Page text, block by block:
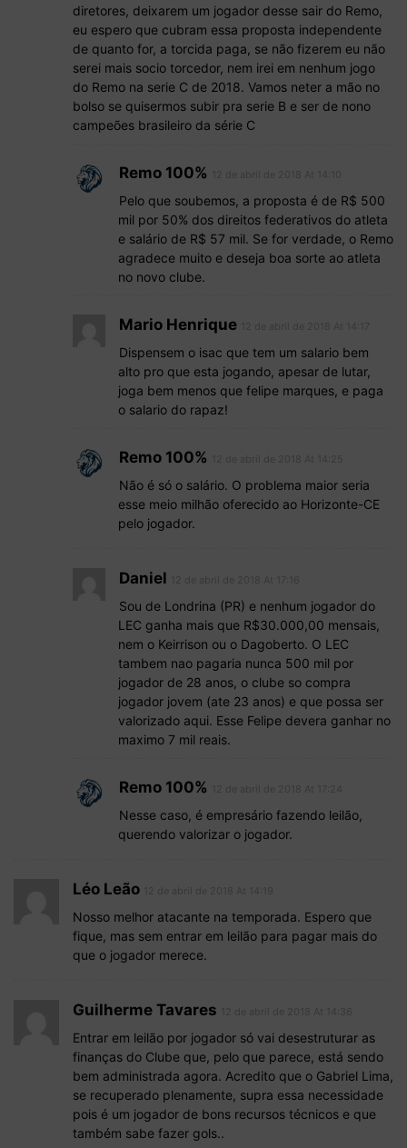
diretores, deixarem um jogador desse sair do Remo,
eu espero que cubram essa proposta independente
de quanto for, a torcida paga, se não fizerem eu não
serei mais socio torcedor, nem irei em nenhum jogo
do Remo na serie C de 2018. Vamos neter a mão no
bolso se quisermos subir pra serie B e ser de nono
campeões brasileiro da série C
Remo 100%
Pelo que soubemos, a proposta é de R$ 500
mil por 50% dos direitos federativos do atleta
e salário de R$ 57 mil. Se for verdade, o Remo
agradece muito e deseja boa sorte ao atleta
no novo clube.
Mario Henrique
Dispensem o isac que tem um salario bem
alto pro que esta jogando, apesar de lutar,
joga bem menos que felipe marques, e paga
o salario do rapaz!
Remo 100%
Não é só o salário. O problema maior seria
esse meio milhão oferecido ao Horizonte-CE
pelo jogador.
Daniel
Sou de Londrina (PR) e nenhum jogador do
LEC ganha mais que R$30.000,00 mensais,
nem o Keirrison ou o Dagoberto. O LEC
tambem nao pagaria nunca 500 mil por
jogador de 28 anos, o clube so compra
jogador jovem (ate 23 anos) e que possa ser
valorizado aqui. Esse Felipe devera ganhar no
maximo 7 mil reais.
Remo 100%
Nesse caso, é empresário fazendo leilão,
querendo valorizar o jogador.
Léo Leão
Nosso melhor atacante na temporada. Espero que
fique, mas sem entrar em leilão para pagar mais do
que o jogador merece.
Guilherme Tavares
Entrar em leilão por jogador só vai desestruturar as
finanças do Clube que, pelo que parece, está sendo
bem administrada agora. Acredito que o Gabriel Lima,
se recuperado plenamente, supra essa necessidade
pois é um jogador de bons recursos técnicos e que
também sabe fazer gols..